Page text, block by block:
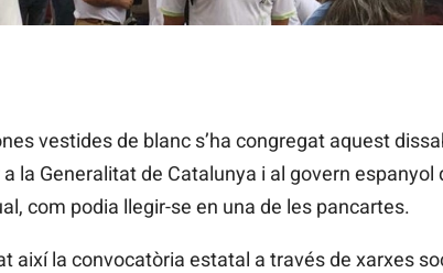
vestides de blanc s’ha congregat aquest
la Generalitat de Catalunya i al govern espanyol
com podia llegir-se en una de les pancartes.
així la convocatòria estatal a través de xarxes